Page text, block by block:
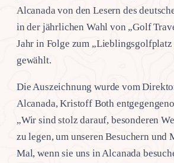
Alcanada von den Lesern des
in der jährlichen Wahl von „Golf
Jahr in Folge zum „Lieblingsgolfplatz
gewählt.
Die Auszeichnung wurde vom
Alcanada, Kristoff Both
„Wir sind stolz darauf, besonderen
zu legen, um unseren Besuchern und
Mal, wenn sie uns in Alcanada